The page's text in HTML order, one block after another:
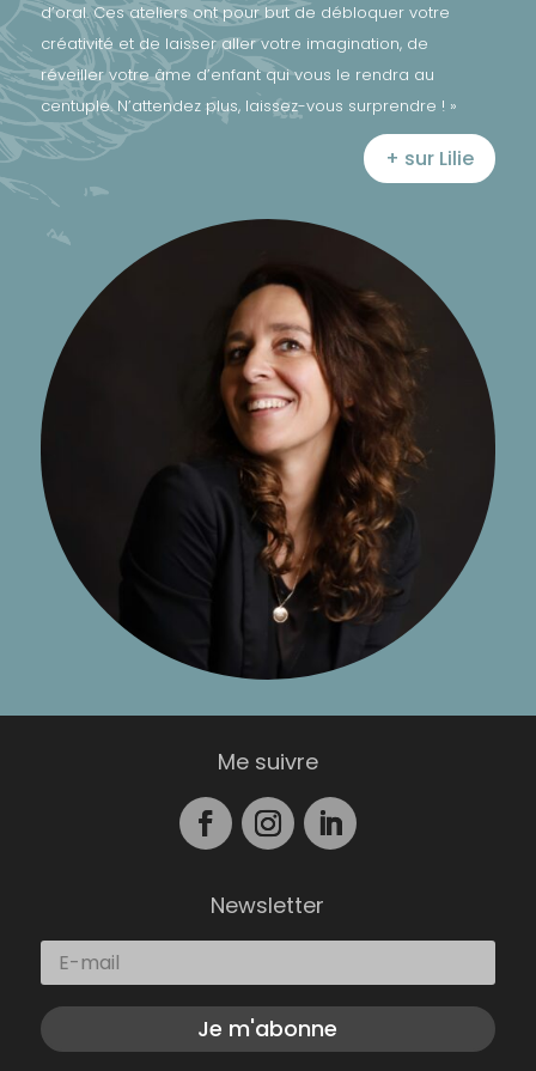
d’oral. Ces ateliers ont pour but de débloquer votre
créativité et de laisser aller votre imagination, de
réveiller votre âme d’enfant qui vous le rendra au
centuple. N’attendez plus, laissez-vous surprendre ! »
+ sur Lilie
Me suivre
Newsletter
Je m'abonne